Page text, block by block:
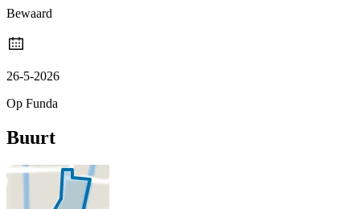
Bewaard
26-5-2026
Op Funda
Buurt